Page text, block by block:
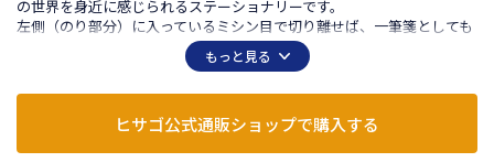
の世界を身近に感じられるステーショナリーです。
左側（のり部分）に入っているミシン目で切り離せば、一筆箋としても
揮発性有機化合物（VOC）を使わない、人と環境にやさしいのりを使用
もっと見る
ヒサゴ公式通販ショップで購入する